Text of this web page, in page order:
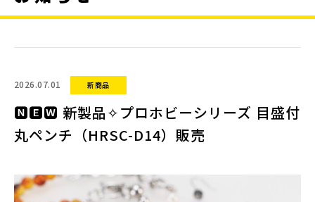
2026.07.01 新商品
🅽🅴🆆 新製品✧プロホビーシリーズ 目盛付
丸ペンチ（HRSC-D14）販売